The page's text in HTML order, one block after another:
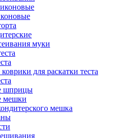
муки
для раскатки теста
шприцы
мешки
мешка